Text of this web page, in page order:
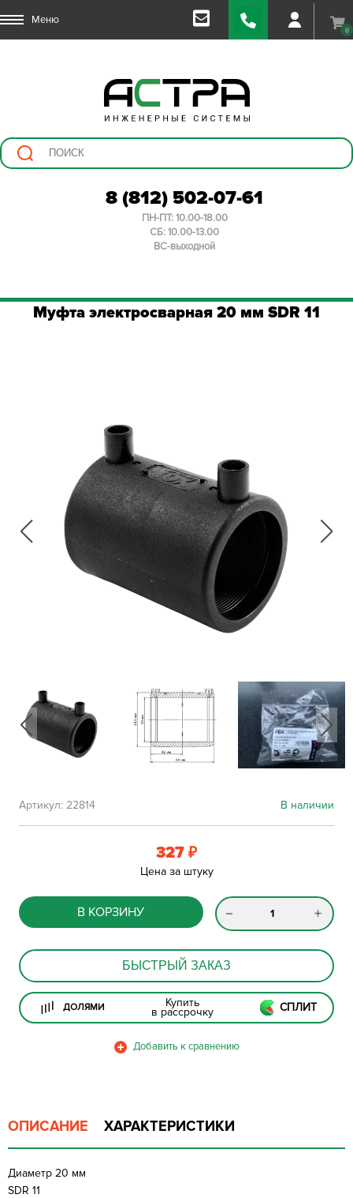
Меню
0
8 (812) 502-07-61
ПН-ПТ: 10.00-18.00
СБ: 10.00-13.00
ВС-выходной
Муфта электросварная 20 мм SDR 11
В наличии
Артикул: 22814
327 ₽
Цена за штуку
В КОРЗИНУ
БЫСТРЫЙ ЗАКАЗ
ДОЛЯМИ Купить
в рассрочку СПЛИТ
ОПИСАНИЕ ХАРАКТЕРИСТИКИ
Диаметр 20 мм
SDR 11